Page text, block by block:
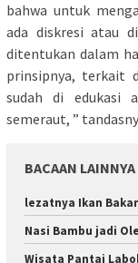
bahwa untuk
ada diskresi atau
ditentukan dalam
prinsipnya, terkait
sudah di edukasi
semeraut, ”
BACAAN LAINNYA
lezatnya Ikan
Nasi Bambu jadi
Wisata Pantai